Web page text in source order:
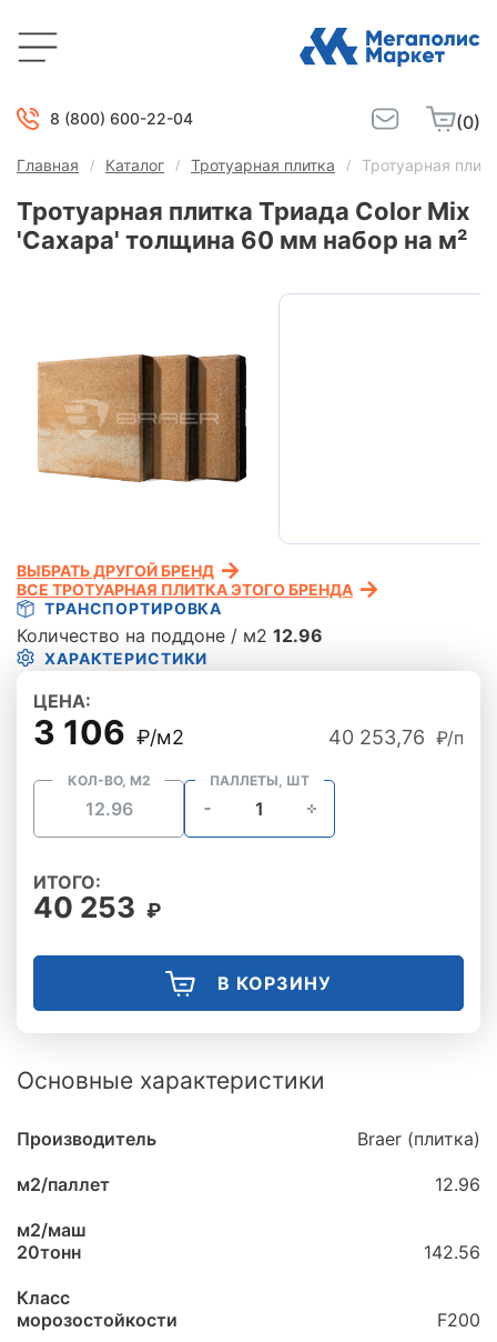
8 (800) 600-22-04 (0)
Главная Каталог Тротуарная плитка Тротуарная
Тротуарная плитка Триада Color Mix
'Сахара' толщина 60 мм набор на м²
ТРАНСПОРТИРОВКА
Количество на поддоне / м2 12.96
ХАРАКТЕРИСТИКИ
ВЫБРАТЬ ДРУГОЙ БРЕНД
ВСЕ ТРОТУАРНАЯ ПЛИТКА ЭТОГО БРЕНДА
ЦЕНА:
3 106 ₽/м2 40 253,76 ₽/п
КОЛ-ВО, М2 ПАЛЛЕТЫ, ШТ
ИТОГО:
40 253 ₽
В КОРЗИНУ
Основные характеристики
Производитель Braer (плитка)
м2/паллет 12.96
м2/маш
20тонн
142.56
Класс
морозостойкости
F200